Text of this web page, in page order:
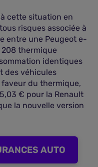
cette situation en
risques associée à
entre une Peugeot e-
thermique
identiques
des véhicules
du thermique,
€ pour la Renault
la nouvelle version
AUTO